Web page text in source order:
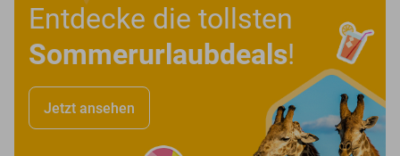
Entdecke die tollsten
Sommerurlaubdeals!
Jetzt ansehen